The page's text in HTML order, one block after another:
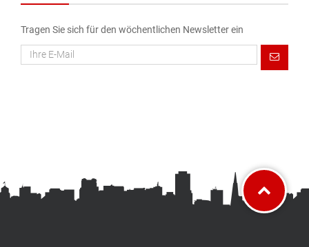
Tragen Sie sich für den wöchentlichen Newsletter ein